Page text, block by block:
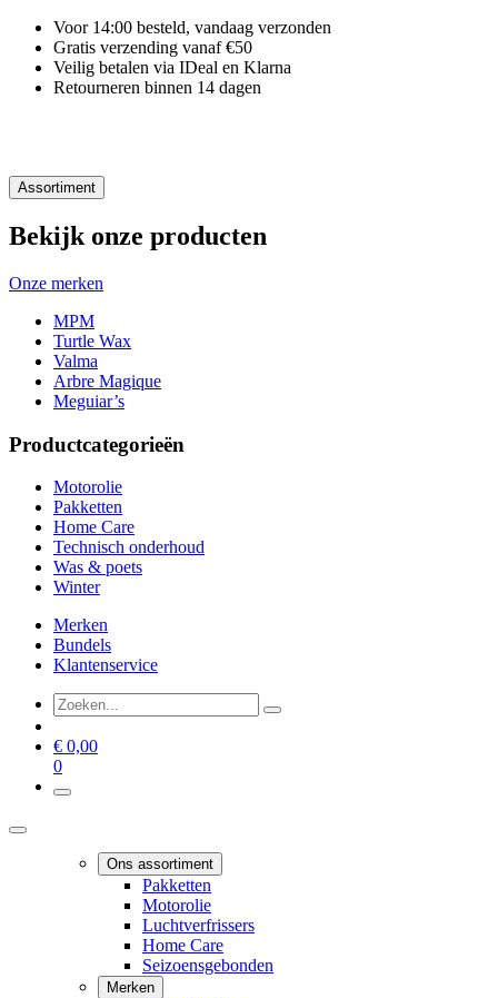
Voor 14:00 besteld, vandaag verzonden
Gratis verzending vanaf €50
Veilig betalen via IDeal en Klarna
Retourneren binnen 14 dagen
Assortiment
Bekijk onze producten
Onze merken
MPM
Turtle Wax
Valma
Arbre Magique
Meguiar’s
Productcategorieën
Motorolie
Pakketten
Home Care
Technisch onderhoud
Was & poets
Winter
Merken
Bundels
Klantenservice
€ 0,00
0
Ons assortiment
Pakketten
Motorolie
Luchtverfrissers
Home Care
Seizoensgebonden
Merken